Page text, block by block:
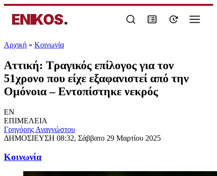
ENIKOS.
Αρχική » Κοινωνία
Αττική: Τραγικός επίλογος για τον
51χρονο που είχε εξαφανιστεί από την
Ομόνοια – Εντοπίστηκε νεκρός
EN
ΕΠΙΜΕΛΕΙΑ
Γρηγόρης Αναγνώστου
ΔΗΜΟΣΙΕΥΣΗ 08:32, Σάββατο 29 Μαρτίου 2025
Κοινωνία